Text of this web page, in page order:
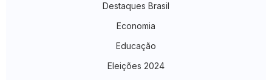
Destaques Brasil
Economia
Educação
Eleições 2024